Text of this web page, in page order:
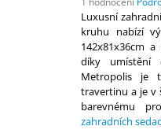
hodnocení
produktu
je
5,0
z
5
hvězdiček.
Luxusní
kruhu nabízí
142x81x36cm
díky umístění
Metropolis je
travertinu a je v
barevnému
zahradních
TIFFANY I -
BALKON
29 900 Kč